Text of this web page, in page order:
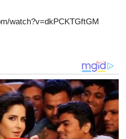
watch?v=dkPCKTGftGM